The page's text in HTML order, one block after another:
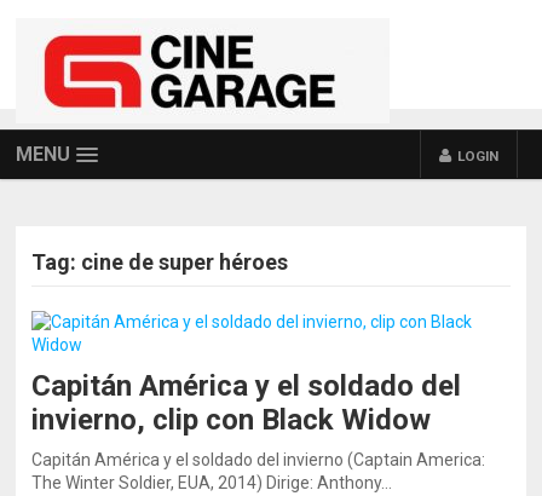
MENU LOGIN
Tag: cine de super héroes
Capitán América y el soldado del
invierno, clip con Black Widow
Capitán América y el soldado del invierno (Captain America:
The Winter Soldier, EUA, 2014) Dirige: Anthony…
POSTS NAVIGATION